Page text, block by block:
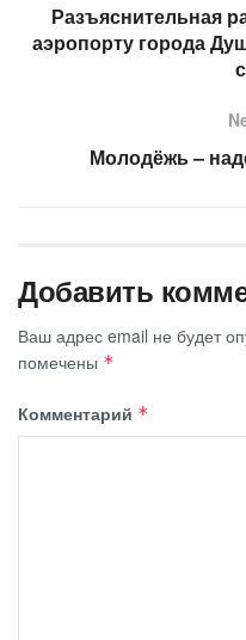
Разъяснительная
аэропорту города
Молодёжь –
Добавить
Ваш адрес email не будет
помечены *
Комментарий *